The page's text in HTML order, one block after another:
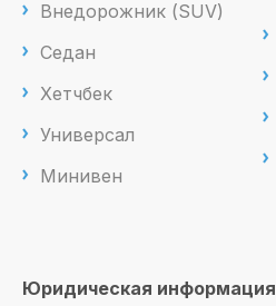
Внедорожник (SUV)
Седан
Хетчбек
Универсал
Минивен
Юридическая информация